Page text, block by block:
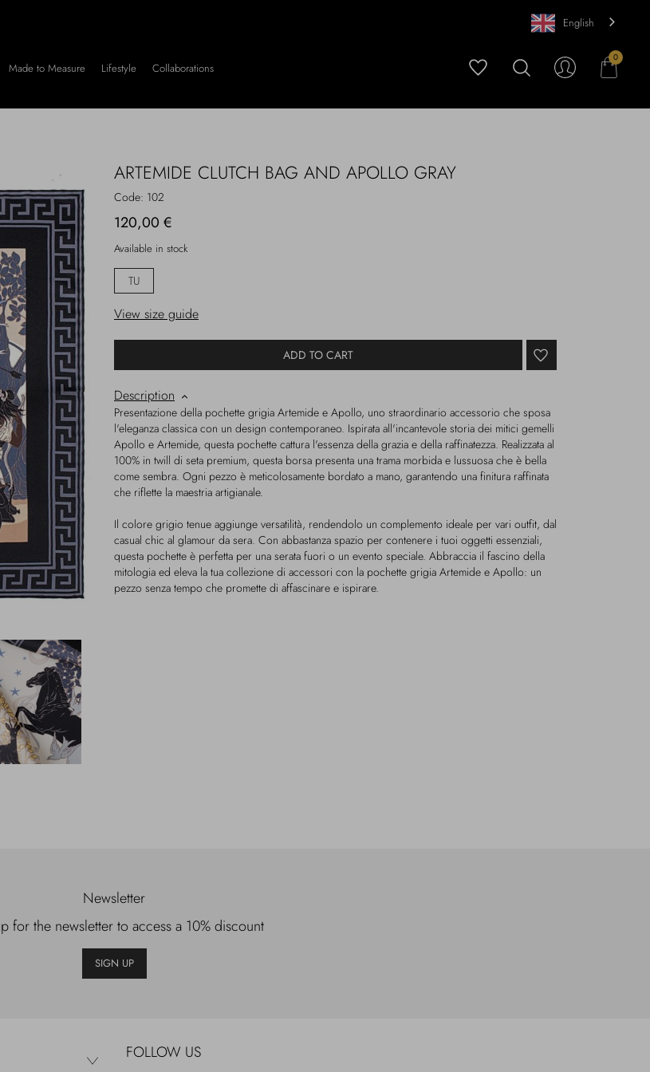
English
Made to Measure Lifestyle Collaborations
0
ARTEMIDE CLUTCH BAG AND APOLLO GRAY
Code: 102
120,00 €
Available in stock
TU
View size guide
ADD TO CART
Description
Presentazione della pochette grigia Artemide e Apollo, uno straordinario accessorio che sposa
l'eleganza classica con un design contemporaneo. Ispirata all'incantevole storia dei mitici gemelli
Apollo e Artemide, questa pochette cattura l'essenza della grazia e della raffinatezza. Realizzata al
100% in twill di seta premium, questa borsa presenta una trama morbida e lussuosa che è bella
come sembra. Ogni pezzo è meticolosamente bordato a mano, garantendo una finitura raffinata
che riflette la maestria artigianale.
Il colore grigio tenue aggiunge versatilità, rendendolo un complemento ideale per vari outfit, dal
casual chic al glamour da sera. Con abbastanza spazio per contenere i tuoi oggetti essenziali,
questa pochette è perfetta per una serata fuori o un evento speciale. Abbraccia il fascino della
mitologia ed eleva la tua collezione di accessori con la pochette grigia Artemide e Apollo: un
pezzo senza tempo che promette di affascinare e ispirare.
Newsletter
for the newsletter to access a 10% discount
SIGN UP
FOLLOW US